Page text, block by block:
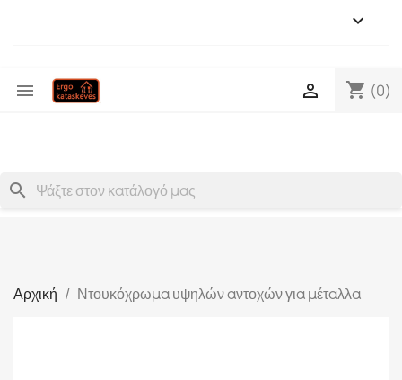

 shopping_cart (0)

search
Αρχική Ντουκόχρωμα υψηλών αντοχών για μέταλλα